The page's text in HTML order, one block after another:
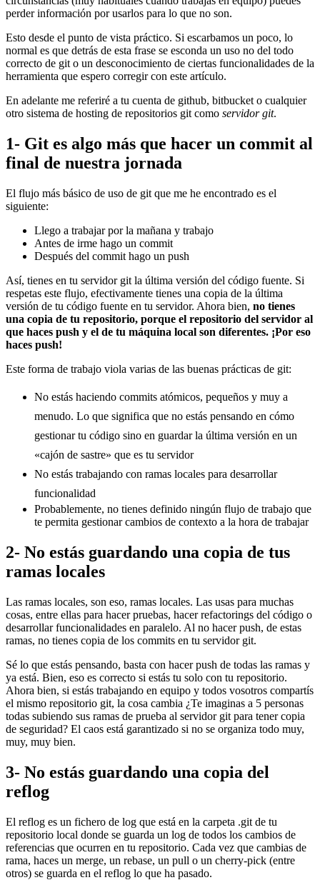
perder información por usarlos para lo que no son.
Esto desde el punto de vista práctico. Si escarbamos un poco, lo
normal es que detrás de esta frase se esconda un uso no del todo
correcto de git o un desconocimiento de ciertas funcionalidades de la
herramienta que espero corregir con este artículo.
En adelante me referiré a tu cuenta de github, bitbucket o cualquier
otro sistema de hosting de repositorios git como servidor git.
1- Git es algo más que hacer un commit al
final de nuestra jornada
El flujo más básico de uso de git que me he encontrado es el
siguiente:
Llego a trabajar por la mañana y trabajo
Antes de irme hago un commit
Después del commit hago un push
Así, tienes en tu servidor git la última versión del código fuente. Si
respetas este flujo, efectivamente tienes una copia de la última
versión de tu código fuente en tu servidor. Ahora bien, no tienes
una copia de tu repositorio, porque el repositorio del servidor al
que haces push y el de tu máquina local son diferentes. ¡Por eso
haces push!
Este forma de trabajo viola varias de las buenas prácticas de git:
No estás haciendo commits atómicos, pequeños y muy a
menudo. Lo que significa que no estás pensando en cómo
gestionar tu código sino en guardar la última versión en un
«cajón de sastre» que es tu servidor
No estás trabajando con ramas locales para desarrollar
funcionalidad
Probablemente, no tienes definido ningún flujo de trabajo que
te permita gestionar cambios de contexto a la hora de trabajar
2- No estás guardando una copia de tus
ramas locales
Las ramas locales, son eso, ramas locales. Las usas para muchas
cosas, entre ellas para hacer pruebas, hacer refactorings del código o
desarrollar funcionalidades en paralelo. Al no hacer push, de estas
ramas, no tienes copia de los commits en tu servidor git.
Sé lo que estás pensando, basta con hacer push de todas las ramas y
ya está. Bien, eso es correcto si estás tu solo con tu repositorio.
Ahora bien, si estás trabajando en equipo y todos vosotros compartís
el mismo repositorio git, la cosa cambia ¿Te imaginas a 5 personas
todas subiendo sus ramas de prueba al servidor git para tener copia
de seguridad? El caos está garantizado si no se organiza todo muy,
muy, muy bien.
3- No estás guardando una copia del
reflog
El reflog es un fichero de log que está en la carpeta .git de tu
repositorio local donde se guarda un log de todos los cambios de
referencias que ocurren en tu repositorio. Cada vez que cambias de
rama, haces un merge, un rebase, un pull o un cherry-pick (entre
otros) se guarda en el reflog lo que ha pasado.